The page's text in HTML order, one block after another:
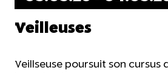
Veilleuses
Veillseuse poursuit son cursus